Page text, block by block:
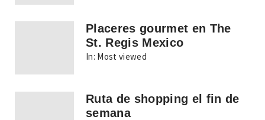
Placeres gourmet en The
St. Regis Mexico
In: Most viewed
Ruta de shopping el fin de
semana